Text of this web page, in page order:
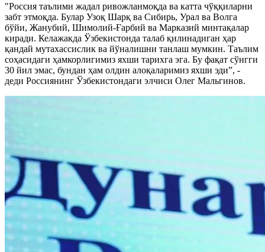
"Россия таълими жадал ривожланмоқда ва катта чўққиларни
забт этмоқда. Булар Узоқ Шарқ ва Сибирь, Урал ва Волга
бўйи, Жанубий, Шимолий-Ғарбий ва Марказий минтақалар
киради. Келажакда Ўзбекистонда талаб қилинадиган ҳар
қандай мутахассислик ва йўналишни танлаш мумкин. Таълим
соҳасидаги ҳамкорлигимиз яхши тарихга эга. Бу фақат сўнгги
30 йил эмас, бундан ҳам олдин алоқаларимиз яхши эди”, -
деди Россиянинг Ўзбекистондаги элчиси Олег Мальгинов.